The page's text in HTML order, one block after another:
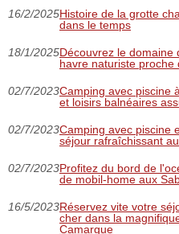
16/2/2025Histoire de la grotte
dans le temps
18/1/2025Découvrez le domaine
havre naturiste proche
02/7/2023Camping avec piscine
et loisirs balnéaires
02/7/2023Camping avec piscine
séjour rafraîchissant
02/7/2023Profitez du bord de
de mobil-home aux
16/5/2023Réservez vite votre
cher dans la
Camargue